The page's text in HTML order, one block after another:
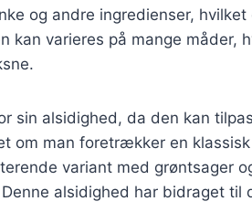
og andre ingredienser,
kan varieres på mange
sin alsidighed, da den kan
om man foretrækker en
variant med grøntsager
alsidighed har bidraget